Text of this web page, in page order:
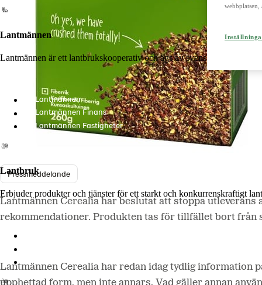
Lantmännen
Lantmännen är ett lantbrukskooperativ och ägs av svenska
Lantmännen
Lantmännen Finans
Lantmännen Fastigheter
Lantbruk
Erbjuder produkter och tjänster för ett starkt och konkurrenskraftigt
Pressmeddelande
Lantmännen Cerealia har beslutat att stoppa
rekommendationer. Produkten tas för tillfället bort från
Lantmännen Cerealia har redan idag tydlig information
webbplatsen,